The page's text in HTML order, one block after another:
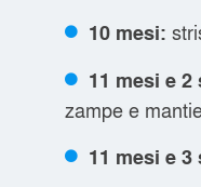
10 mesi:
11 mesi e
zampe e
11 mesi e